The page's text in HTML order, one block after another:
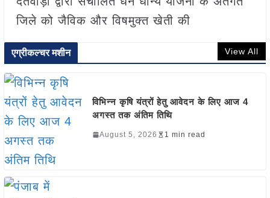
जिले को जैविक और विषमुक्त खेती की
एग्रीकल्चर मशीन View All
विभिन्न कृषि यंत्रों हेतु आवेदन के लिए आज 4
अगस्त तक अंतिम तिथि
August 5, 2026 1 min read